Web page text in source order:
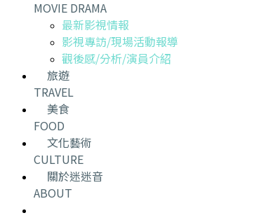
MOVIE DRAMA
最新影視情報
影視專訪/現場活動報導
觀後感/分析/演員介紹
旅遊
TRAVEL
美食
FOOD
文化藝術
CULTURE
關於迷迷音
ABOUT